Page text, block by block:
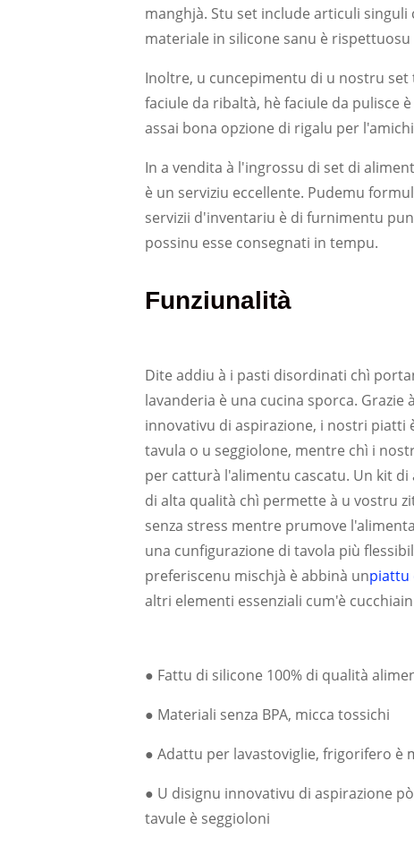
manghjà. Stu set include articuli
materiale in silicone sanu è
Inoltre, u cuncepimentu di u nostru
faciule da ribaltà, hè faciule da pulisce
assai bona opzione di rigalu per
In a vendita à l'ingrossu di set di
è un serviziu eccellente. Pudemu
servizii d'inventariu è di furnimentu
possinu esse consegnati in tempu.
Funziunalità
Dite addiu à i pasti disordinati chì
lavanderia è una cucina sporca. Grazie
innovativu di aspirazione, i nostri piatti
tavula o u seggiolone, mentre chì i
per catturà l'alimentu cascatu. Un kit
di alta qualità chì permette à u vostru
senza stress mentre prumove
una cunfigurazione di tavola più
preferiscenu mischjà è abbinà unpiattu
altri elementi essenziali cum'è
● Fattu di silicone 100% di qualità
● Materiali senza BPA, micca tossichi
● Adattu per lavastoviglie, frigorifero è
● U disignu innovativu di aspirazione
tavule è seggioloni